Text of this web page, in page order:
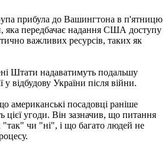
прибула до Вашингтона в п'ятницю
яка передбачає надання США доступу
важливих ресурсів, таких як
Штати надаватимуть подальшу
у відбудову України після війни.
американські посадовці раніше
цієї угоди. Він зазначив, що питання
чи "ні", і що багато людей не